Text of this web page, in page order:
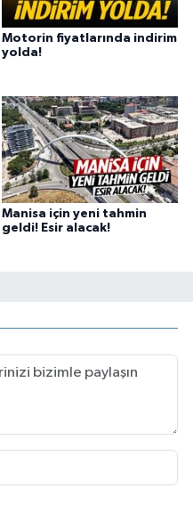
Motorin fiyatlarında indirim
yolda!
Manisa için yeni tahmin
geldi! Esir alacak!